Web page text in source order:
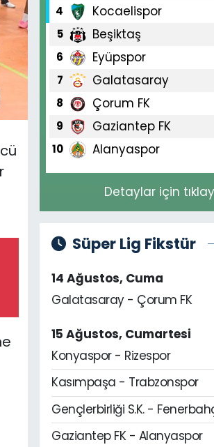
4 Kocaelispor
5 Beşiktaş
6 Eyüpspor
7 Galatasaray
8 Çorum FK
9 Gaziantep FK
10 Alanyaspor
Detaylar için
Süper Lig Fikstür
14 Ağustos, Cuma
Galatasaray - Çorum FK
15 Ağustos, Cumartesi
Konyaspor - Rizespor
Kasımpaşa - Trabzonspor
Gençlerbirliği S.K. -
Gaziantep FK - Alanyaspor